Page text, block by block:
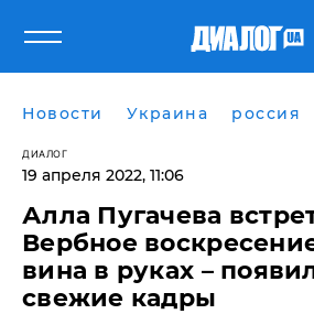
Новости Украина россия
ДИАЛОГ
19 апреля 2022, 11:06
Алла Пугачева
Вербное
вина в руках –
свежие кадры